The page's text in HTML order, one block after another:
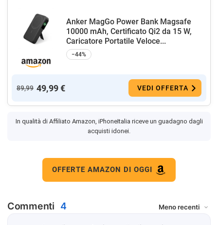
Anker MagGo Power Bank Magsafe
10000 mAh, Certificato Qi2 da 15 W,
Caricatore Portatile Veloce...
−44%
89,99 49,99 € VEDI OFFERTA
In qualità di Affiliato Amazon, iPhoneItalia riceve un guadagno dagli
acquisti idonei.
OFFERTE AMAZON DI OGGI
Commenti 4